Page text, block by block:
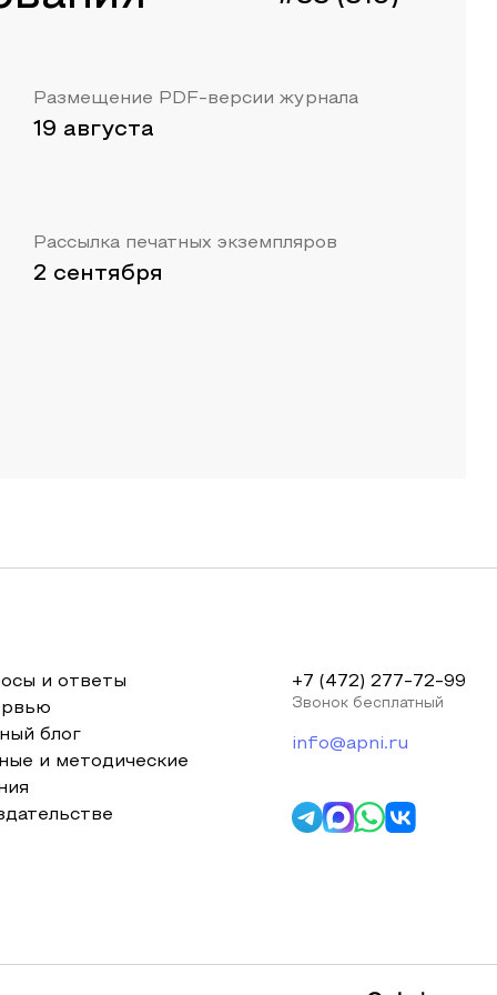
Размещение PDF-версии журнала
19 августа
Рассылка печатных экземпляров
2 сентября
и ответы
блог
и методические
+7 (472) 277-72-99
Звонок бесплатный
info@apni.ru